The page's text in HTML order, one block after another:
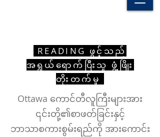
READING ဖွင့်သည်
အရွယ်ရောက်ပြီးသူ ဖွံ့ဖြိုး
တိုးတက်မှု
Ottawa ကောင်တီလူကြီးများအား
၎င်းတို့၏စာဖတ်ခြင်းနှင့်
ဘာသာစကားစွမ်းရည်ကို အားကောင်း